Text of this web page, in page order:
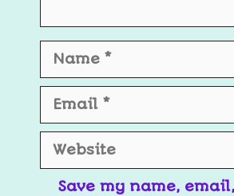
Save my name,